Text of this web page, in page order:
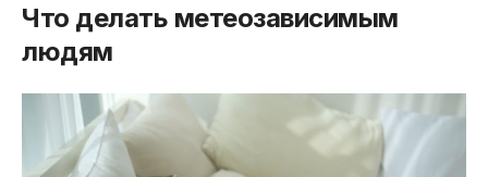
Что делать метеозависимым
людям